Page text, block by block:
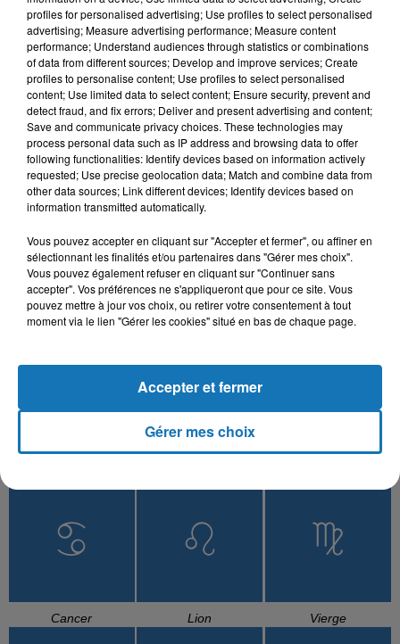
0h06
0h06
MOHAMED RAMADAN
Roo7
0h03
0h03
BILAL SGHIR
Hola Mi Amoure
22h00
22h00
CHEB HAMIDOU, OMAR
KAMAL
Bahibek W Bes
L'HOROSCOPE
Cancer Lion Vierge
profiles for personalised advertising; Use profiles to select personalised
advertising; Measure advertising performance; Measure content
performance; Understand audiences through statistics or combinations
of data from different sources; Develop and improve services; Create
profiles to personalise content; Use profiles to select personalised
content; Use limited data to select content; Ensure security, prevent and
detect fraud, and fix errors; Deliver and present advertising and content;
Save and communicate privacy choices. These technologies may
process personal data such as IP address and browsing data to offer
following functionalities: Identify devices based on information actively
requested; Use precise geolocation data; Match and combine data from
other data sources; Link different devices; Identify devices based on
information transmitted automatically.
Vous pouvez accepter en cliquant sur "Accepter et fermer", ou affiner en
sélectionnant les finalités et/ou partenaires dans "Gérer mes choix".
Vous pouvez également refuser en cliquant sur "Continuer sans
accepter". Vos préférences ne s'appliqueront que pour ce site. Vous
pouvez mettre à jour vos choix, ou retirer votre consentement à tout
moment via le lien "Gérer les cookies" situé en bas de chaque page.
Gérer mes choix
Accepter et fermer